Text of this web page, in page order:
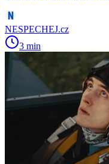
NESPECHEJ.cz
3 min